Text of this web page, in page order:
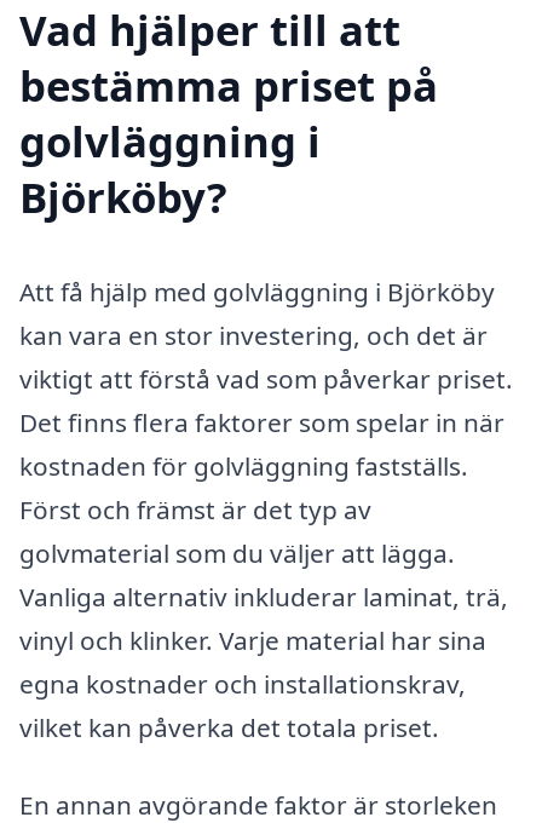
Vad hjälper till att
bestämma priset på
golvläggning i
Björköby?
Att få hjälp med golvläggning i Björköby
kan vara en stor investering, och det är
viktigt att förstå vad som påverkar priset.
Det finns flera faktorer som spelar in när
kostnaden för golvläggning fastställs.
Först och främst är det typ av
golvmaterial som du väljer att lägga.
Vanliga alternativ inkluderar laminat, trä,
vinyl och klinker. Varje material har sina
egna kostnader och installationskrav,
vilket kan påverka det totala priset.
En annan avgörande faktor är storleken